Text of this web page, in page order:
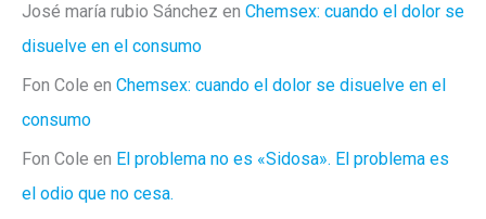
José maría rubio Sánchez en Chemsex: cuando el dolor se
disuelve en el consumo
Fon Cole en Chemsex: cuando el dolor se disuelve en el
consumo
Fon Cole en El problema no es «Sidosa». El problema es
el odio que no cesa.